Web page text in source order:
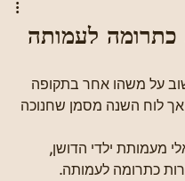
כתרומה לעמותה
על משהו אחר בתקופה
לוח השנה מסמן שחנוכה
מעמותת ילדי הדושן,
כתרומה לעמותה.